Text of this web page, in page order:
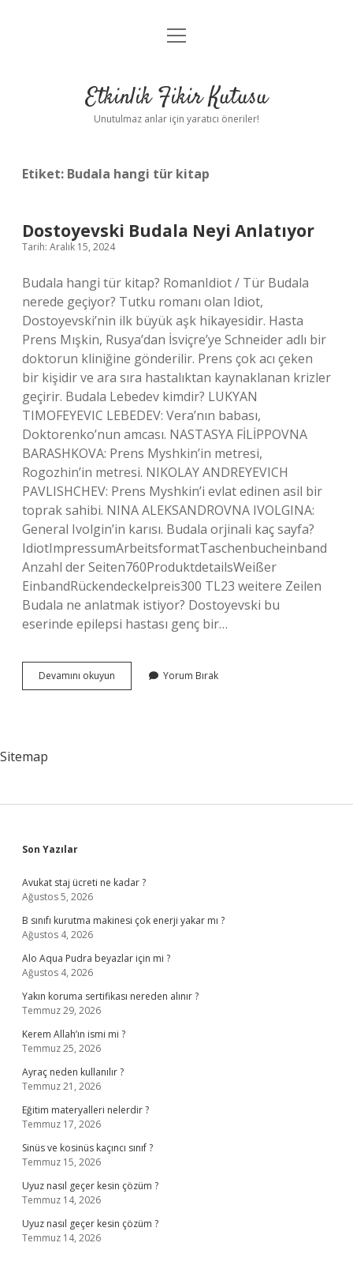
Anasayfa
Yasal Uyarı
menüyü
Etkinlik Fikir Kutusu
Unutulmaz anlar için yaratıcı öneriler!
Etiket: Budala hangi tür kitap
Dostoyevski Budala Neyi Anlatıyor
Tarih: Aralık 15, 2024
Budala hangi tür kitap? RomanIdiot / Tür Budala
nerede geçiyor? Tutku romanı olan Idiot,
Dostoyevski’nin ilk büyük aşk hikayesidir. Hasta
Prens Mışkin, Rusya’dan İsviçre’ye Schneider adlı bir
doktorun kliniğine gönderilir. Prens çok acı çeken
bir kişidir ve ara sıra hastalıktan kaynaklanan krizler
geçirir. Budala Lebedev kimdir? LUKYAN
TIMOFEYEVIC LEBEDEV: Vera’nın babası,
Doktorenko’nun amcası. NASTASYA FİLİPPOVNA
BARASHKOVA: Prens Myshkin’in metresi,
Rogozhin’in metresi. NIKOLAY ANDREYEVICH
PAVLISHCHEV: Prens Myshkin’i evlat edinen asil bir
toprak sahibi. NINA ALEKSANDROVNA IVOLGINA:
General Ivolgin’in karısı. Budala orjinali kaç sayfa?
IdiotImpressumArbeitsformatTaschenbucheinband
Anzahl der Seiten760ProduktdetailsWeißer
EinbandRückendeckelpreis300 TL23 weitere Zeilen
Budala ne anlatmak istiyor? Dostoyevski bu
eserinde epilepsi hastası genç bir…
Devamını okuyun Dostoyevski
Budala
Yorum Bırak
Sitemap
Sidebar
Son Yazılar
Avukat staj ücreti ne kadar ?
Ağustos 5, 2026
B sınıfı kurutma makinesi çok enerji yakar mı ?
Ağustos 4, 2026
Alo Aqua Pudra beyazlar için mi ?
Ağustos 4, 2026
Yakın koruma sertifikası nereden alınır ?
Temmuz 29, 2026
Kerem Allah’ın ismi mi ?
Temmuz 25, 2026
Ayraç neden kullanılır ?
Temmuz 21, 2026
Eğitim materyalleri nelerdir ?
Temmuz 17, 2026
Sinüs ve kosinüs kaçıncı sınıf ?
Temmuz 15, 2026
Uyuz nasıl geçer kesin çözüm ?
Temmuz 14, 2026
Uyuz nasıl geçer kesin çözüm ?
Temmuz 14, 2026